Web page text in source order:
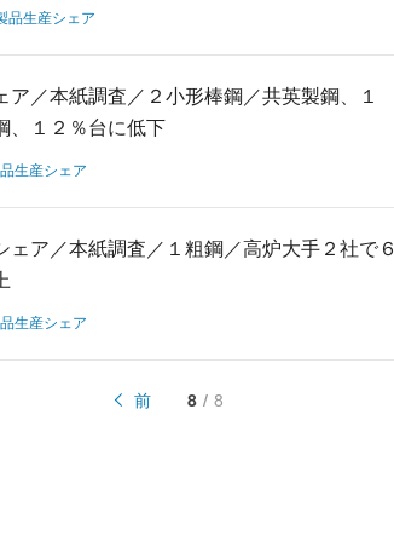
品生産シェア
／本紙調査／２小形棒鋼／共英製鋼、１
、１２％台に低下
生産シェア
ア／本紙調査／１粗鋼／高炉大手２社で６
生産シェア
前 8 8